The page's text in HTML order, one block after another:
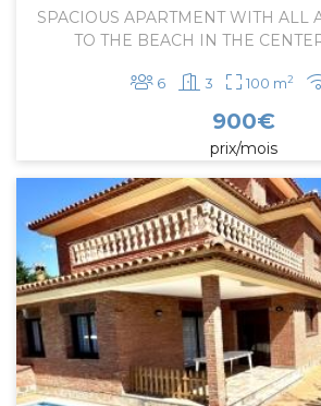
SPACIOUS APARTMENT WITH ALL
TO THE BEACH IN THE
6 3 100 m2
900€
prix/mois